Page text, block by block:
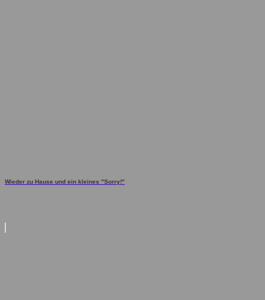
Wieder zu Hause und ein kleines "Sorry!"